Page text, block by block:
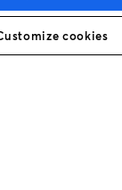
開く
プラットフォー
クッキ
cookies